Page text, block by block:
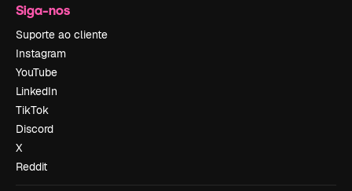
Siga-nos
Suporte ao cliente
Instagram
YouTube
LinkedIn
TikTok
Discord
X
Reddit